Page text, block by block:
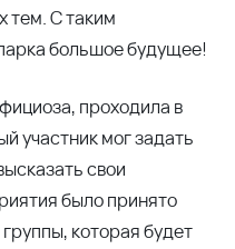
тем. С таким
большое будущее!
проходила в
участник мог задать
свои
было принято
которая будет